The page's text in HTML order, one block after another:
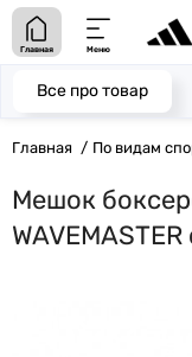
Главная Меню
Главная По видам
Мешок
Все про товар